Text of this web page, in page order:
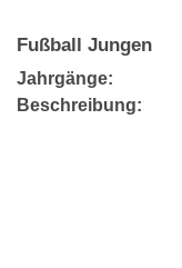
Fußball Jungen
Jahrgänge:
Beschreibung: